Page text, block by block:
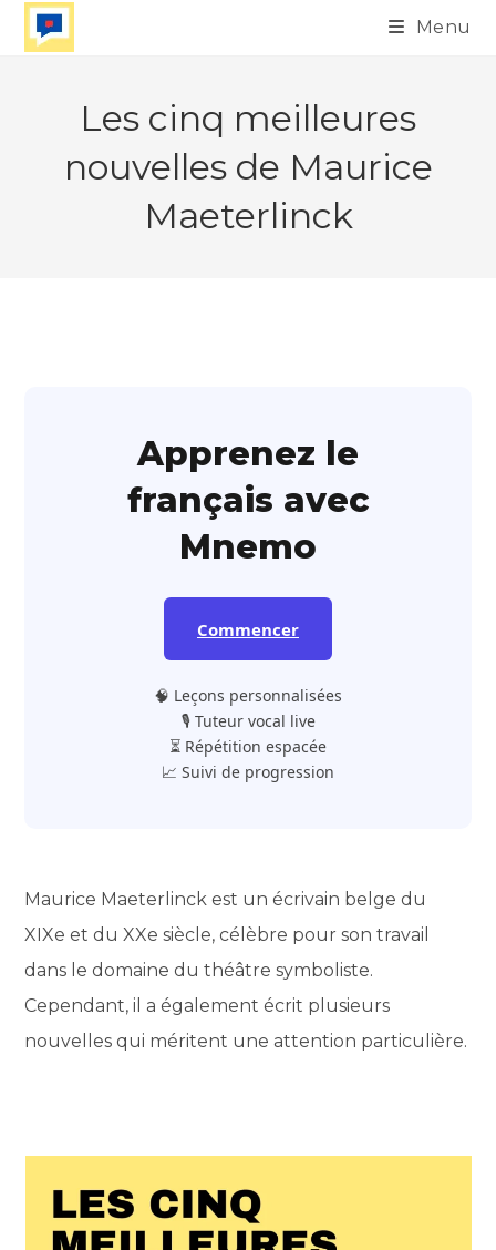
Skip
Menu
Les cinq meilleures
nouvelles de Maurice
Maeterlinck
Apprenez le
français avec
Mnemo
Commencer
🧠 Leçons personnalisées
🎙️ Tuteur vocal live
⏳ Répétition espacée
📈 Suivi de progression
Maurice Maeterlinck est un écrivain belge du
XIXe et du XXe siècle, célèbre pour son travail
dans le domaine du théâtre symboliste.
Cependant, il a également écrit plusieurs
nouvelles qui méritent une attention particulière.